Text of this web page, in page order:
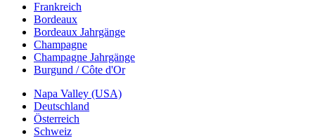
Frankreich
Bordeaux
Bordeaux Jahrgänge
Champagne
Champagne Jahrgänge
Burgund / Côte d'Or
Napa Valley (USA)
Deutschland
Österreich
Schweiz